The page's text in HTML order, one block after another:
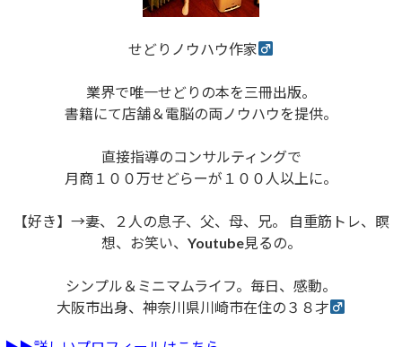
せどりノウハウ作家
業界で唯一せどりの本を三冊出版。
書籍にて店舗＆電脳の両ノウハウを提供。
直接指導のコンサルティングで
月商１００万せどらーが１００人以上に。
【好き】→妻、２人の息子、父、母、兄。 自重筋トレ、瞑
想、お笑い、Youtube見るの。
シンプル＆ミニマムライフ。毎日、感動。
大阪市出身、神奈川県川崎市在住の３８才